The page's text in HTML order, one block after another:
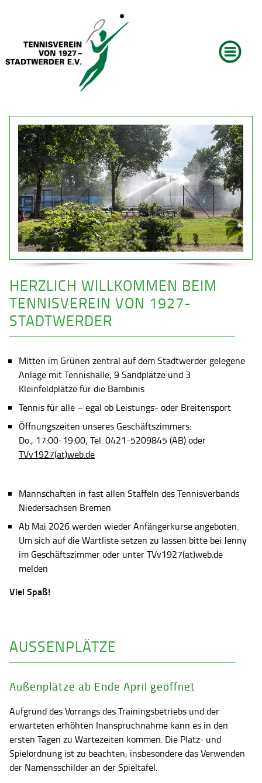
HERZLICH WILLKOMMEN BEIM
TENNISVEREIN VON 1927-
STADTWERDER
Mitten im Grünen zentral auf dem Stadtwerder gelegene
Anlage mit Tennishalle, 9 Sandplätze und 3
Kleinfeldplätze für die Bambinis
Tennis für alle – egal ob Leistungs- oder Breitensport
Öffnungszeiten unseres Geschäftszimmers:
Do., 17:00-19:00, Tel. 0421-5209845 (AB) oder
TVv1927(at)web.de
Mannschaften in fast allen Staffeln des Tennisverbands
Niedersachsen Bremen
Ab Mai 2026 werden wieder Anfängerkurse angeboten.
Um sich auf die Wartliste setzen zu lassen bitte bei Jenny
im Geschäftszimmer oder unter TVv1927(at)web.de
melden
Viel Spaß!
AUSSENPLÄTZE
Außenplätze ab Ende April geöffnet
Aufgrund des Vorrangs des Trainingsbetriebs und der
erwarteten erhöhten Inanspruchnahme kann es in den
ersten Tagen zu Wartezeiten kommen. Die Platz- und
Spielordnung ist zu beachten, insbesondere das Verwenden
der Namensschilder an der Spieltafel.